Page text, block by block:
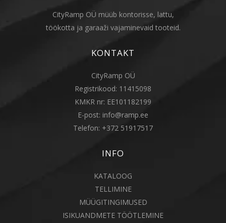
CityRamp OÜ müüb kontorisse, lattu,
töökotta ja garaaži vajaminevaid tooteid.
KONTAKT
CityRamp OÜ
Registrikood: 11415098
KMKR nr: EE101182199
E-post: info@ramp.ee
Telefon: +372 51917517
INFO
KATALOOG
TELLIMINE
MÜÜGITINGIMUSED
ISIKUANDMETE TÖÖTLEMINE